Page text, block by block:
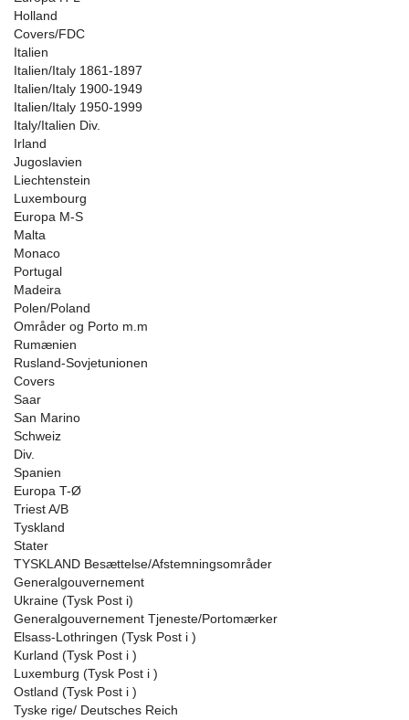
Holland
Covers/FDC
Italien
Italien/Italy 1861-1897
Italien/Italy 1900-1949
Italien/Italy 1950-1999
Italy/Italien Div.
Irland
Jugoslavien
Liechtenstein
Luxembourg
Europa M-S
Malta
Monaco
Portugal
Madeira
Polen/Poland
Områder og Porto m.m
Rumænien
Rusland-Sovjetunionen
Covers
Saar
San Marino
Schweiz
Div.
Spanien
Europa T-Ø
Triest A/B
Tyskland
Stater
TYSKLAND Besættelse/Afstemningsområder
Generalgouvernement
Ukraine (Tysk Post i)
Generalgouvernement Tjeneste/Portomærker
Elsass-Lothringen (Tysk Post i )
Kurland (Tysk Post i )
Luxemburg (Tysk Post i )
Ostland (Tysk Post i )
Tyske rige/ Deutsches Reich